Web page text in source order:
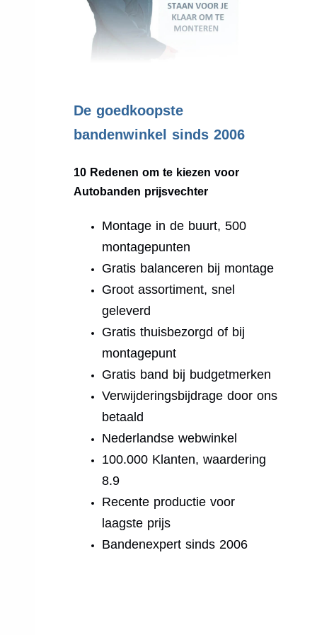
De goedkoopste
bandenwinkel sinds 2006
10 Redenen om te kiezen voor
Autobanden prijsvechter
Montage in de buurt, 500
montagepunten
Gratis balanceren bij montage
Groot assortiment, snel
geleverd
Gratis thuisbezorgd of bij
montagepunt
Gratis band bij budgetmerken
Verwijderingsbijdrage door ons
betaald
Nederlandse webwinkel
100.000 Klanten, waardering
8.9
Recente productie voor
laagste prijs
Bandenexpert sinds 2006